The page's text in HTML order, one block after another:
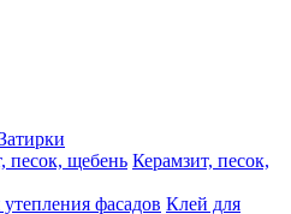
Керамзит, песок,
Клей для